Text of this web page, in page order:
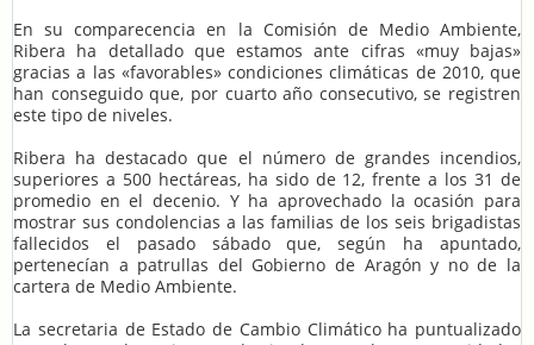
En su comparecencia en la Comisión de Medio Ambiente,
Ribera ha detallado que estamos ante cifras «muy bajas»
gracias a las «favorables» condiciones climáticas de 2010, que
han conseguido que, por cuarto año consecutivo, se registren
este tipo de niveles.
Ribera ha destacado que el número de grandes incendios,
superiores a 500 hectáreas, ha sido de 12, frente a los 31 de
promedio en el decenio. Y ha aprovechado la ocasión para
mostrar sus condolencias a las familias de los seis brigadistas
fallecidos el pasado sábado que, según ha apuntado,
pertenecían a patrullas del Gobierno de Aragón y no de la
cartera de Medio Ambiente.
La secretaria de Estado de Cambio Climático ha puntualizado